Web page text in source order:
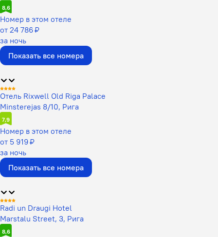
8,6
Номер в этом отеле
от 24 786 ₽
за ночь
Показать все номера
Отель Rixwell Old Riga Palace
Minsterejas 8/10, Рига
7,9
Номер в этом отеле
от 5 919 ₽
за ночь
Показать все номера
Radi un Draugi Hotel
Marstalu Street, 3, Рига
8,6